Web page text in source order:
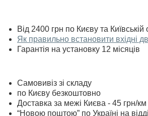
Від 2400 грн по Києву та
Як правильно встановити вхідні
Гарантія на установку 12 місяців
Самовивіз зі складу
по Києву безкоштовно
Доставка за межі Києва - 45 грн/
“Новою поштою” по Україні на